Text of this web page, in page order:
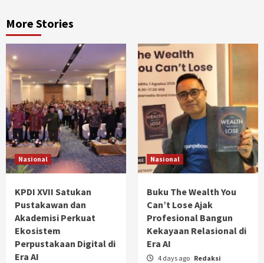
More Stories
Nasional
KPDI XVII Satukan
Pustakawan dan
Akademisi Perkuat
Ekosistem
Perpustakaan Digital di
Era AI
Nasional
Buku The Wealth You
Can’t Lose Ajak
Profesional Bangun
Kekayaan Relasional di
Era AI
4 days ago Redaksi